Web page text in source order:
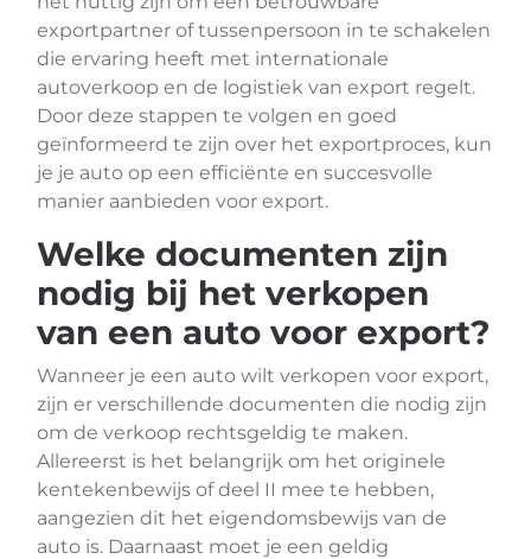
exportpartner of tussenpersoon in te schakelen
die ervaring heeft met internationale
autoverkoop en de logistiek van export regelt.
Door deze stappen te volgen en goed
geïnformeerd te zijn over het exportproces, kun
je je auto op een efficiënte en succesvolle
manier aanbieden voor export.
Welke documenten zijn
nodig bij het verkopen
van een auto voor export?
Wanneer je een auto wilt verkopen voor export,
zijn er verschillende documenten die nodig zijn
om de verkoop rechtsgeldig te maken.
Allereerst is het belangrijk om het originele
kentekenbewijs of deel II mee te hebben,
aangezien dit het eigendomsbewijs van de
auto is. Daarnaast moet je een geldig